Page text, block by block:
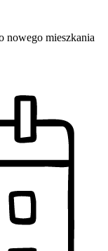
nowego mieszkania